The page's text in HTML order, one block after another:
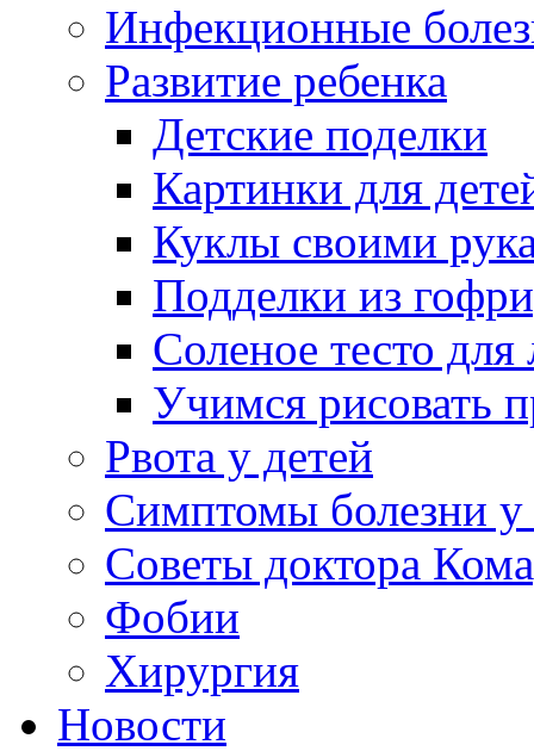
Инфекционные
Развитие ребенка
Детские поделки
Картинки для
Куклы своими
Подделки из
Соленое тесто для
Учимся рисовать
Рвота у детей
Симптомы болезни у
Советы доктора
Фобии
Хирургия
Новости